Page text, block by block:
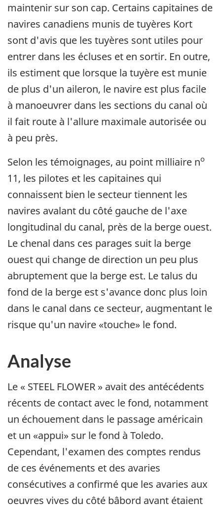
maintenir sur son cap. Certains capitaines de
navires canadiens munis de tuyères Kort
sont d'avis que les tuyères sont utiles pour
entrer dans les écluses et en sortir. En outre,
ils estiment que lorsque la tuyère est munie
de plus d'un aileron, le navire est plus facile
à manoeuvrer dans les sections du canal où
il fait route à l'allure maximale autorisée ou
à peu près.
Selon les témoignages, au point milliaire no
11, les pilotes et les capitaines qui
connaissent bien le secteur tiennent les
navires avalant du côté gauche de l'axe
longitudinal du canal, près de la berge ouest.
Le chenal dans ces parages suit la berge
ouest qui change de direction un peu plus
abruptement que la berge est. Le talus du
fond de la berge est s'avance donc plus loin
dans le canal dans ce secteur, augmentant le
risque qu'un navire «touche» le fond.
Analyse
Le « STEEL FLOWER » avait des antécédents
récents de contact avec le fond, notamment
un échouement dans le passage américain
et un «appui» sur le fond à Toledo.
Cependant, l'examen des comptes rendus
de ces événements et des avaries
consécutives a confirmé que les avaries aux
oeuvres vives du côté bâbord avant étaient